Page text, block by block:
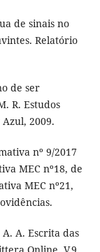
de sinais no
Relatório
de ser
R. Estudos
2009.
nº 9/2017
MEC nº18, de
MEC nº21,
A. A. Escrita das